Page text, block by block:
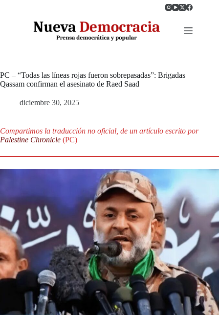
PC – “Todas las líneas rojas fueron sobrepasadas”: Brigadas
Qassam confirman el asesinato de Raed Saad
diciembre 30, 2025
Compartimos la traducción no oficial, de un artículo escrito por
Palestine Chronicle (PC)